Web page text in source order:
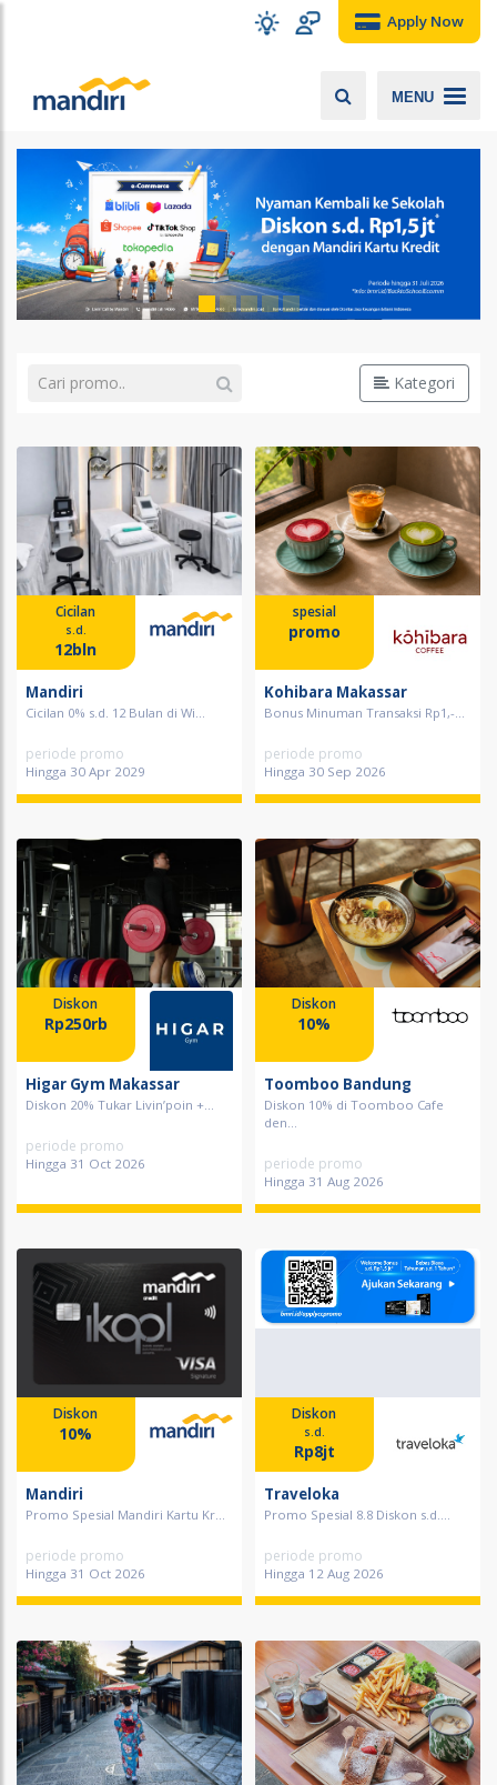
Apply Now
MENU
Kategori
Cicilan
s.d.
12bln
Mandiri
Cicilan 0% s.d. 12 Bulan di Wi...
periode promo
Hingga 30 Apr 2029
spesial
promo
Kohibara Makassar
Bonus Minuman Transaksi Rp1,-...
periode promo
Hingga 30 Sep 2026
Diskon
Rp250rb
Higar Gym Makassar
Diskon 20% Tukar Livin’poin +...
periode promo
Hingga 31 Oct 2026
Diskon
10%
Toomboo Bandung
Diskon 10% di Toomboo Cafe
den...
periode promo
Hingga 31 Aug 2026
Diskon
10%
Mandiri
Promo Spesial Mandiri Kartu Kr...
periode promo
Hingga 31 Oct 2026
Diskon
s.d.
Rp8jt
Traveloka
Promo Spesial 8.8 Diskon s.d....
periode promo
Hingga 12 Aug 2026